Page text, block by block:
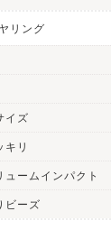
リング
イズ
キリ
ームインパクト
ビーズ